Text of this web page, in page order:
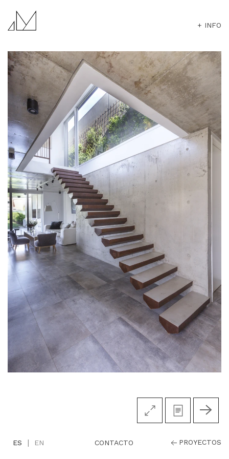
+ INFO
ES | EN CONTACTO PROYECTOS